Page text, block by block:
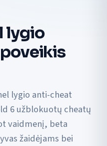
lygio
lygio anti-cheat
6 užblokuotų cheatų
vaidmenį, beta
žaidėjams bei